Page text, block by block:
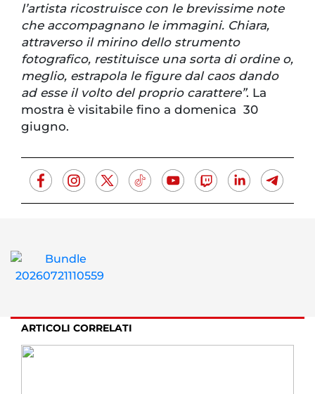
l’artista ricostruisce con le brevissime note
che accompagnano le immagini. Chiara,
attraverso il mirino dello strumento
fotografico, restituisce una sorta di ordine o,
meglio, estrapola le figure dal caos dando
ad esse il volto del proprio carattere”. La
mostra è visitabile fino a domenica 30
giugno.
ARTICOLI CORRELATI